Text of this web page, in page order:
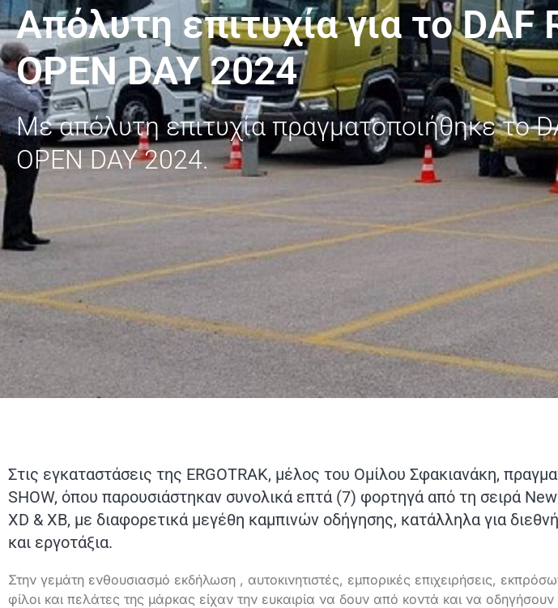
Απόλυτη επιτυχία για το DAF
OPEN DAY 2024
Με απόλυτη επιτυχία πραγματοποιήθηκε το
OPEN DAY 2024.
Στις εγκαταστάσεις της ERGOTRAK, μέλος του Ομίλου Σφακιανάκη,
SHOW, όπου παρουσιάστηκαν συνολικά επτά (7) φορτηγά από τη σειρά
XD & XB, με διαφορετικά μεγέθη καμπινών οδήγησης, κατάλληλα για
και εργοτάξια.
Στην γεμάτη ενθουσιασμό εκδήλωση , αυτοκινητιστές, εμπορικές επιχειρήσεις,
φίλοι και πελάτες της μάρκας είχαν την ευκαιρία να δουν από κοντά και να